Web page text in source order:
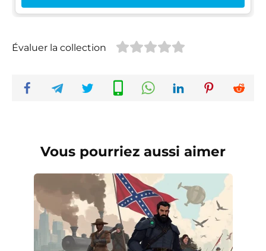
Évaluer la collection
Vous pourriez aussi aimer